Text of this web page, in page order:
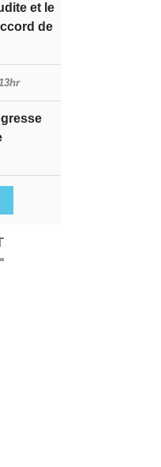
et le
de